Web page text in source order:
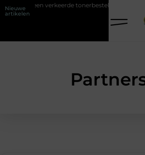
Nieuwe
artikelen
je een verkeerde tonerbestelling bij HP